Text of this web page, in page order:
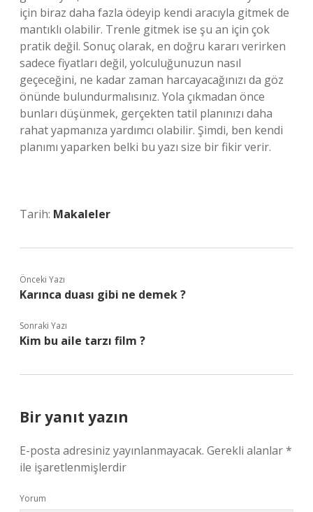
için biraz daha fazla ödeyip kendi aracıyla gitmek de
mantıklı olabilir. Trenle gitmek ise şu an için çok
pratik değil. Sonuç olarak, en doğru kararı verirken
sadece fiyatları değil, yolculuğunuzun nasıl
geçeceğini, ne kadar zaman harcayacağınızı da göz
önünde bulundurmalısınız. Yola çıkmadan önce
bunları düşünmek, gerçekten tatil planınızı daha
rahat yapmanıza yardımcı olabilir. Şimdi, ben kendi
planımı yaparken belki bu yazı size bir fikir verir.
Tarih: Makaleler
Önceki Yazı
Karınca duası gibi ne demek ?
Sonraki Yazı
Kim bu aile tarzı film ?
Bir yanıt yazın
E-posta adresiniz yayınlanmayacak. Gerekli alanlar*
ile işaretlenmişlerdir
Yorum